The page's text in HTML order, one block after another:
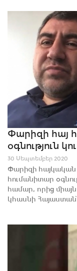
Փարիզի հայ
օգնություն
30 Սեպտեմբեր 2020
Փարիզի
հումանիտար
համար, որից
կհասնի